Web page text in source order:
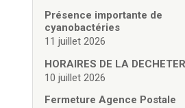
Présence importante de
cyanobactéries
11 juillet 2026
HORAIRES DE LA
10 juillet 2026
Fermeture Agence Postale